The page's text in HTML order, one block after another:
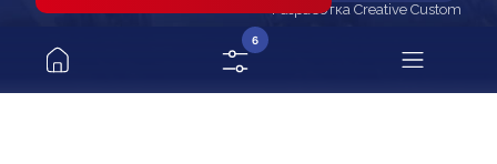
Разработка Creative Custom
6